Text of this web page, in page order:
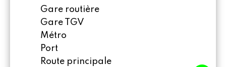
Gare routière
Gare TGV
Métro
Port
Route principale